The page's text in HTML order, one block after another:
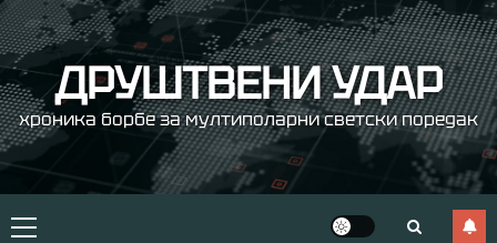
Skip
to
content ДРУШТВЕНИ УДАР
хроника борбе за мултиполарни светски поредак
Primary